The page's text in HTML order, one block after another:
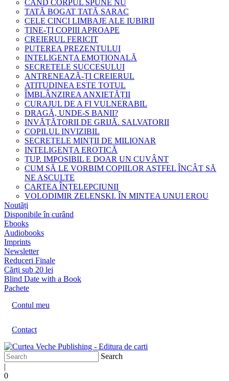
CÂND CORPUL SPUNE NU
TATĂ BOGAT TATĂ SARAC
CELE CINCI LIMBAJE ALE IUBIRII
ȚINE-ȚI COPIII APROAPE
CREIERUL FERICIT
PUTEREA PREZENTULUI
INTELIGENȚA EMOȚIONALĂ
SECRETELE SUCCESULUI
ANTRENEAZĂ-ȚI CREIERUL
ATITUDINEA ESTE TOTUL
ÎMBLÂNZIREA ANXIETĂȚII
CURAJUL DE A FI VULNERABIL
DRAGĂ, UNDE-S BANII?
INVĂȚĂTORII DE GRIJĂ. SALVATORII
COPILUL INVIZIBIL
SECRETELE MINȚII DE MILIONAR
INTELIGENȚA EROTICĂ
ȚUP. IMPOSIBIL E DOAR UN CUVÂNT
CUM SĂ LE VORBIM COPIILOR ASTFEL ÎNCÂT SĂ
NE ASCULTE
CARTEA ÎNȚELEPCIUNII
VOLODIMIR ZELENSKI. ÎN MINTEA UNUI EROU
Noutăți
Disponibile în curând
Ebooks
Audiobooks
Imprints
Newsletter
Reduceri Finale
Cărți sub 20 lei
Blind Date with a Book
Pachete
Contul meu
Contact
Search
|
0